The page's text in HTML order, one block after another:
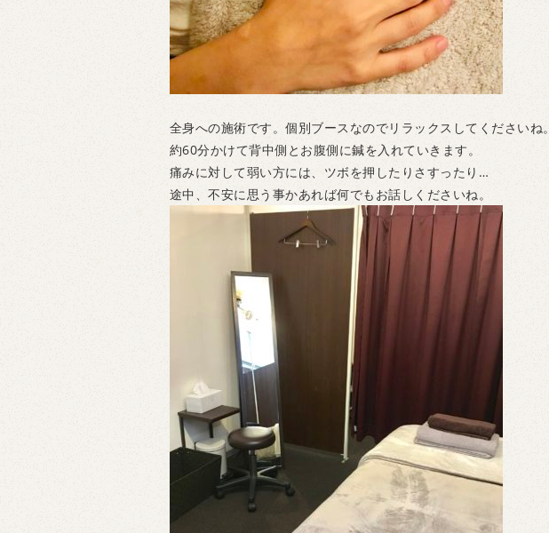
全身への施術です。個別ブースなのでリラックスしてくださいね。
約60分かけて背中側とお腹側に鍼を入れていきます。
痛みに対して弱い方には、ツボを押したりさすったり…
途中、不安に思う事かあれば何でもお話しくださいね。